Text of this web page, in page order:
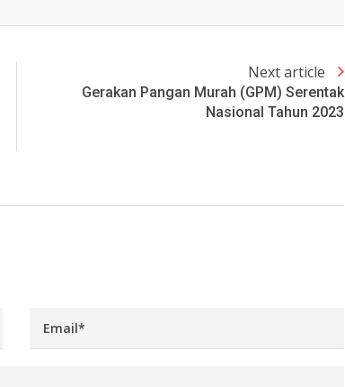
Next article
Gerakan Pangan Murah (GPM) Serentak
Nasional Tahun 2023